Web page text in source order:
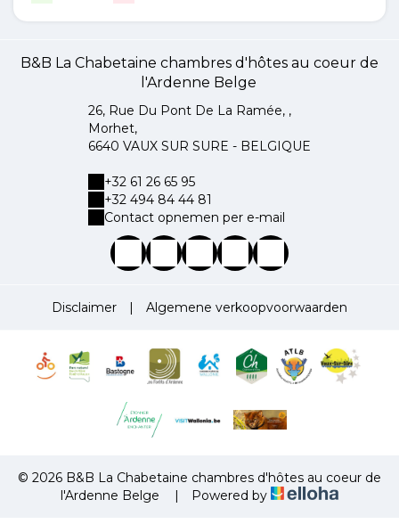
B&B La Chabetaine chambres d'hôtes au coeur de
l'Ardenne Belge
26, Rue Du Pont De La Ramée, ,
Morhet,
6640 VAUX SUR SURE - BELGIQUE
+32 61 26 65 95
+32 494 84 44 81
Contact opnemen per e-mail
Disclaimer | Algemene verkoopvoorwaarden
© 2026 B&B La Chabetaine chambres d'hôtes au coeur de
l'Ardenne Belge
| Powered by